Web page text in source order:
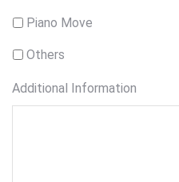
Piano Move
Others
Additional Information